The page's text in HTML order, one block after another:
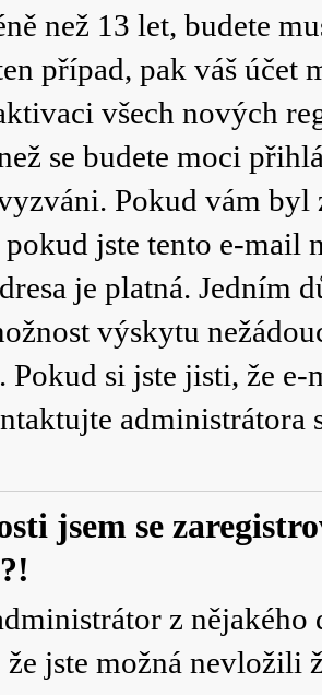
než 13 let, budete
případ, pak váš účet
všech nových
se budete moci
Pokud vám byl
pokud jste tento e-mail
je platná. Jedním
výskytu
Pokud si jste jisti, že
administrátora
jsem se
z
jste možná nevložili